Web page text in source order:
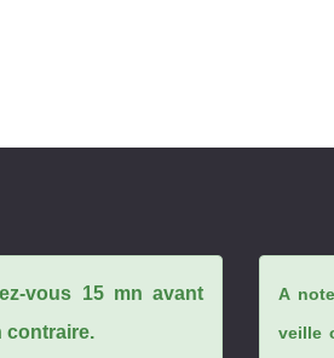
vous 15 mn avant
contraire.
A
veille